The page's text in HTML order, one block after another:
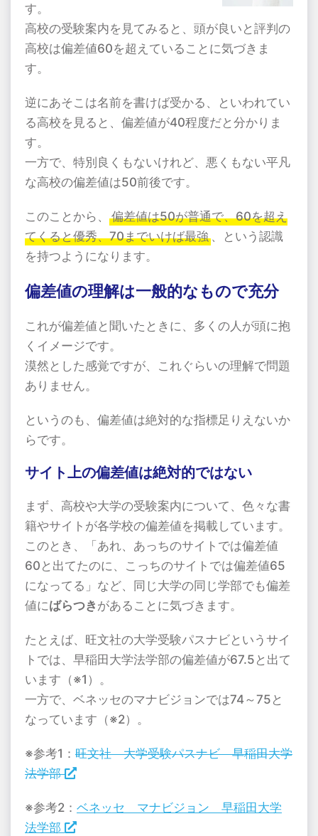
す。
高校の受験案内を見てみると、頭が良いと評判の
高校は偏差値60を超えていることに気づきま
す。
逆にあそこは名前を書けば受かる、といわれてい
る高校を見ると、偏差値が40程度だと分かりま
す。
一方で、特別良くもないけれど、悪くもない平凡
な高校の偏差値は50前後です。
このことから、
偏差値は50が普通で、60を超え
てくると優秀、70までいけば最強
、という認識
を持つようになります。
偏差値の理解は一般的なもので充分
これが偏差値と聞いたときに、多くの人が頭に抱
くイメージです。
漠然とした感覚ですが、これぐらいの理解で問題
ありません。
というのも、偏差値は絶対的な指標足りえないか
らです。
サイト上の偏差値は絶対的ではない
まず、高校や大学の受験案内について、色々な書
籍やサイトが各学校の偏差値を掲載しています。
このとき、「あれ、あっちのサイトでは偏差値
60と出てたのに、こっちのサイトでは偏差値65
になってる」など、同じ大学の同じ学部でも偏差
値にばらつき があることに気づきます。
たとえば、旺文社の大学受験パスナビというサイ
トでは、早稲田大学法学部の偏差値が67.5と出て
います（※1）。
一方で、ベネッセのマナビジョンでは74～75と
なっています（※2）。
※参考1： 旺文社 大学受験パスナビ 早稲田大学
法学部
※参考2： ベネッセ マナビジョン 早稲田大学
法学部